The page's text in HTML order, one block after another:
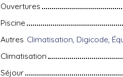
Ouvertures
Piscine
Autres
Climatisation
Séjour